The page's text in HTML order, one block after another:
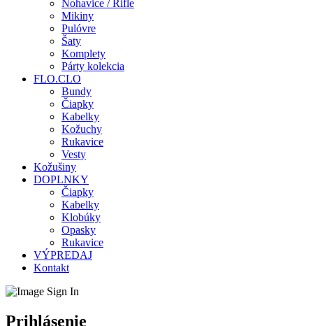
Nohavice / Rifle
Mikiny
Pulóvre
Šaty
Komplety
Párty kolekcia
FLO.CLO
Bundy
Čiapky
Kabelky
Kožuchy
Rukavice
Vesty
Kožušiny
DOPLNKY
Čiapky
Kabelky
Klobúky
Opasky
Rukavice
VÝPREDAJ
Kontakt
Prihlásenie